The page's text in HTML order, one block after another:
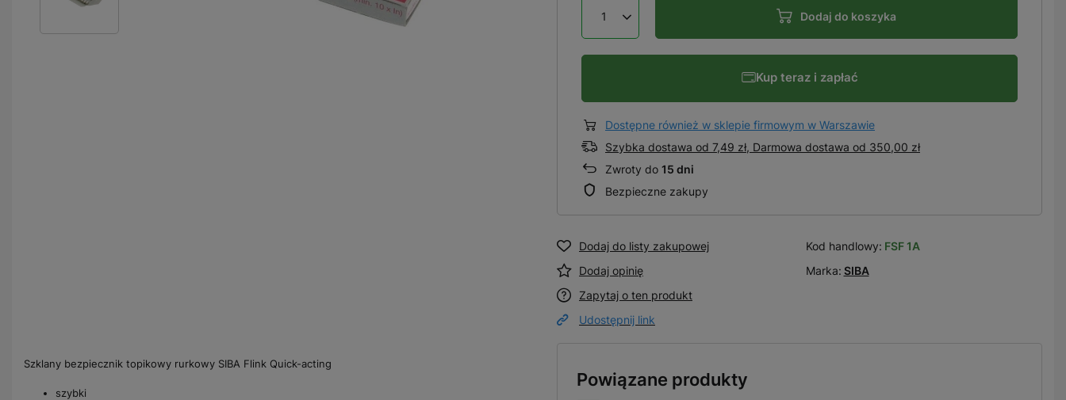
Dodaj do koszyka
Kup teraz i zapłać
Dostępne również w sklepie firmowym w Warszawie
Szybka dostawa od 7,49 zł, Darmowa dostawa od 350,00 zł
Zwroty do 15 dni
Bezpieczne zakupy
Dodaj do listy zakupowej
Dodaj opinię
Zapytaj o ten produkt
Udostępnij link
Kod handlowy: FSF 1A
Marka: SIBA
Szklany bezpiecznik topikowy rurkowy SIBA Flink Quick-acting
szybki
Powiązane produkty